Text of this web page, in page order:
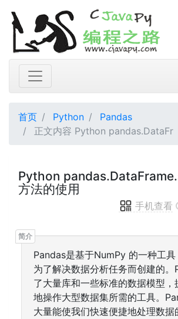
首页 Python
Pandas
正文内容 Python pandas.DataFr
Python
方法的使用
手机查看
Pandas是基于NumPy 的一种工具
为了解决数据分析任务而创建的。
了大量库和一些标准的数据模型，
地操作大型数据集所需的工具。
大量能使我们快速便捷地处理数据